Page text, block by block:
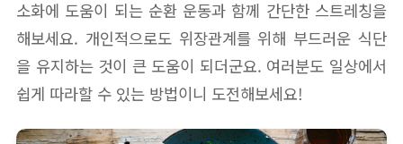
소화에 도움이 되는 순환 운동과 함께 간단한 스트레칭을
해보세요. 개인적으로도 위장관계를 위해 부드러운 식단
을 유지하는 것이 큰 도움이 되더군요. 여러분도 일상에서
쉽게 따라할 수 있는 방법이니 도전해보세요!